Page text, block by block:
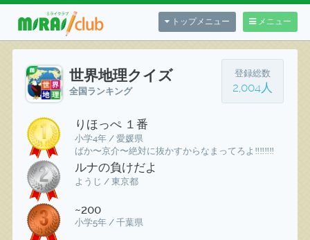
メニュー
トップメニュー
世界地理クイズ
全国ランキング
登録総数
2,004人
りほっぺ １番
小学4年 / 愛媛県
ばか〜京介〜絶対に抜かすからなまってろよ‼️‼️‼️‼️
ルナの負けだよ
ようじ / 東京都
~200
小学5年 / 千葉県